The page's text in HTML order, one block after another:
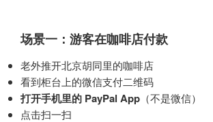
场景一：游客在咖啡店付款
老外推开北京胡同里的咖啡店
看到柜台上的微信支付二维码
打开手机里的 PayPal App （不是微信）
点击扫一扫